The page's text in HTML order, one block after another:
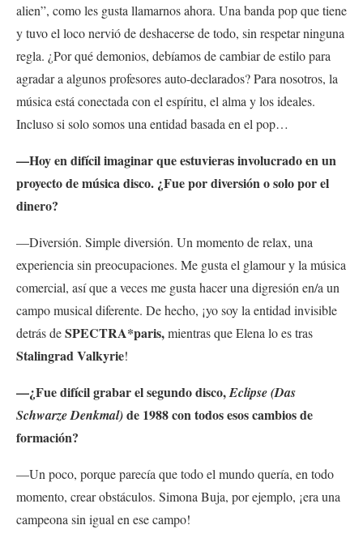
alien”, como les gusta llamarnos ahora. Una banda pop que tiene
y tuvo el loco nervió de deshacerse de todo, sin respetar ninguna
regla. ¿Por qué demonios, debíamos de cambiar de estilo para
agradar a algunos profesores auto-declarados? Para nosotros, la
música está conectada con el espíritu, el alma y los ideales.
Incluso si solo somos una entidad basada en el pop…
—Hoy en difícil imaginar que estuvieras involucrado en un
proyecto de música disco. ¿Fue por diversión o solo por el
dinero?
—Diversión. Simple diversión. Un momento de relax, una
experiencia sin preocupaciones. Me gusta el glamour y la música
comercial, así que a veces me gusta hacer una digresión en/a un
campo musical diferente. De hecho, ¡yo soy la entidad invisible
detrás deSPECTRA*paris,mientras que Elena lo es tras
Stalingrad Valkyrie!
—¿Fue difícil grabar el segundo disco,Eclipse (Das
Schwarze Denkmal)de 1988 con todos esos cambios de
formación?
—Un poco, porque parecía que todo el mundo quería, en todo
momento, crear obstáculos. Simona Buja, por ejemplo, ¡era una
campeona sin igual en ese campo!